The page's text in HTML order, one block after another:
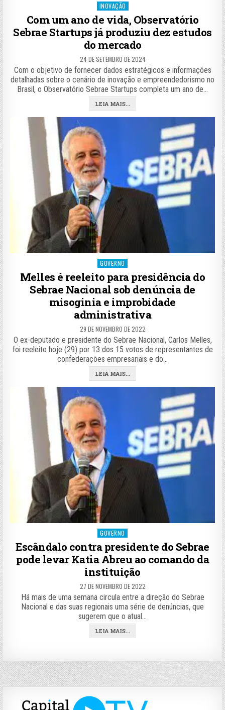
Posted
in
INOVAÇÃO
Com um ano de vida, Observatório
Sebrae Startups já produziu dez estudos
do mercado
24 DE SETEMBRO DE 2024
Com o objetivo de fornecer dados estratégicos e informações
detalhadas sobre o cenário de inovação e empreendedorismo no
Brasil, o Observatório Sebrae Startups completa um ano de…
LEIA MAIS...
Posted
in
GOVERNO
Melles é reeleito para presidência do
Sebrae Nacional sob denúncia de
misoginia e improbidade
administrativa
29 DE NOVEMBRO DE 2022
O ex-deputado e presidente do Sebrae Nacional, Carlos Melles,
foi reeleito hoje (29) por 13 dos 15 votos de representantes de
confederações empresariais e do…
LEIA MAIS...
Posted
GOVERNO
Escândalo contra presidente do Sebrae
pode levar Katia Abreu ao comando da
instituição
27 DE NOVEMBRO DE 2022
Há mais de uma semana circula entre a direção do Sebrae
Nacional e das suas regionais uma série de denúncias, que
sugerem que o atual…
LEIA MAIS...